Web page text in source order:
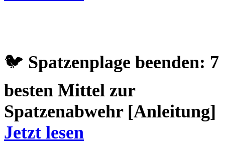
🐦 Spatzenplage beenden: 7
besten Mittel zur
Spatzenabwehr [Anleitung]
Jetzt lesen